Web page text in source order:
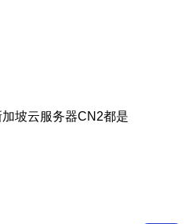
坡云服务器CN2都是